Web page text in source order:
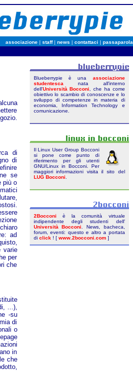
associazione| staff| news | contattaci | passaparola
di
di
se
più o
ad
varie
per
che
...),
-su
di
o
in
che
Blueberrypie è una associazione
studentesca nata all'interno
dell'Università Bocconi
, che ha come
obiettivo lo scambio di conoscenze e lo
sviluppo di competenze in materia di
economia, Information Technology e
comunicazione.
Il Linux User Group Bocconi
si pone come punto di
riferimento per gli utenti
GNU/Linux in Bocconi. Per
maggiori informazioni visita il sito del
LUG Bocconi
2Bocconi è la comunità virtuale
indipendente degli studenti dell'
Università Bocconi
. News, bacheca,
forum, eventi: questo e altro a portata
di click! [ www.2bocconi.com]